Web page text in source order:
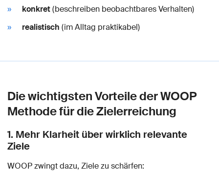
konkret(beschreiben beobachtbares Verhalten)
realistisch (im Alltag praktikabel)
Die wichtigsten Vorteile der WOOP
Methode für die Zielerreichung
1. Mehr Klarheit über wirklich relevante
Ziele
WOOP zwingt dazu, Ziele zu schärfen: